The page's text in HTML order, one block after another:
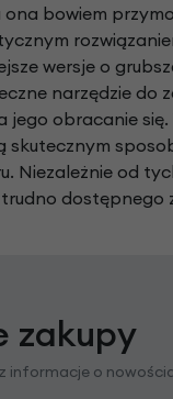
bowiem
wersje o
narzędzie do
obracanie
skutecznym
Niezależnie od
dostępnego
zakupy
informacje o